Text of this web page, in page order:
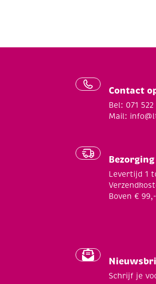
Contact
Bel: 071 522
Mail:
Bezorging
Levertijd 1
Boven €
Schrijf je